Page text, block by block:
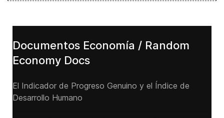
Documentos Economía / Random
Economy Docs
El Indicador de Progreso Genuino y el Índice de
Desarrollo Humano